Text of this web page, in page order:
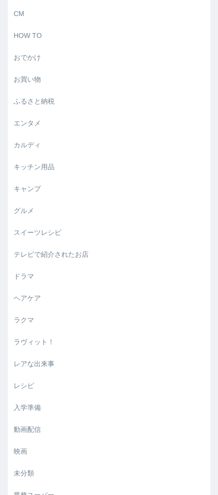
CM
HOW TO
おでかけ
お買い物
ふるさと納税
エンタメ
カルディ
キッチン用品
キャンプ
グルメ
スイーツレシピ
テレビで紹介されたお店
ドラマ
ヘアケア
ラクマ
ラヴィット！
レアな出来事
レシピ
入学準備
動画配信
映画
未分類